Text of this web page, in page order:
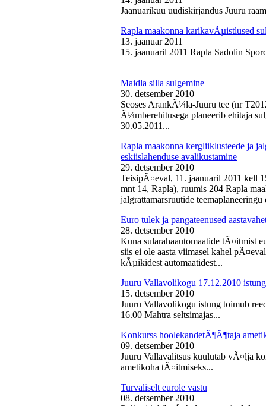
Jaanuarikuu uudiskirjandus Juuru
Rapla maakonna karikavÃµistlused
13. jaanuar 2011
15. jaanuaril 2011 Rapla Sadolin
Maidla silla sulgemine
30. detsember 2010
Seoses ArankÃ¼la-Juuru tee (nr
Ã¼mberehitusega planeerib ehitaja
30.05.2011...
Rapla maakonna kergliiklusteede ja
eskiislahenduse avalikustamine
29. detsember 2010
TeisipÃ¤eval, 11. jaanuaril 2011 kell
mnt 14, Rapla), ruumis 204 Rapla
jalgrattamarsruutide
Euro tulek ja pangateenused
28. detsember 2010
Kuna sularahaautomaatide tÃ¤itmist
siis ei ole aasta viimasel kahel
kÃµikidest automaatidest...
Juuru Vallavolikogu 17.12.2010 istung
15. detsember 2010
Juuru Vallavolikogu istung toimub
16.00 Mahtra seltsimajas...
Konkurss hoolekandetÃ¶Ã¶taja
09. detsember 2010
Juuru Vallavalitsus kuulutab vÃ¤lja
ametikoha tÃ¤itmiseks...
Turvaliselt eurole vastu
08. detsember 2010